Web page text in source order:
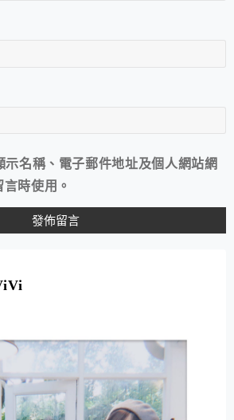
示名稱、電子郵件地址及個人網站網
時使用。